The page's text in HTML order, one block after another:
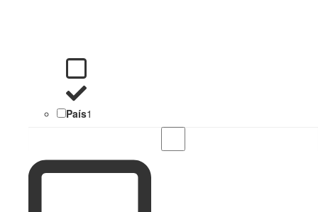
País1